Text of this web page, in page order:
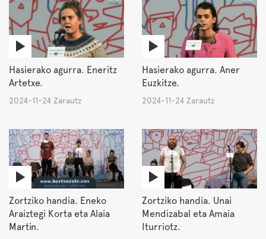
Hasierako agurra. Eneritz
Artetxe.
2024-11-24 Zarautz
Hasierako agurra. Aner
Euzkitze.
2024-11-24 Zarautz
Zortziko handia. Eneko
Araiztegi Korta eta Alaia
Martin.
Zortziko handia. Unai
Mendizabal eta Amaia
Iturriotz.